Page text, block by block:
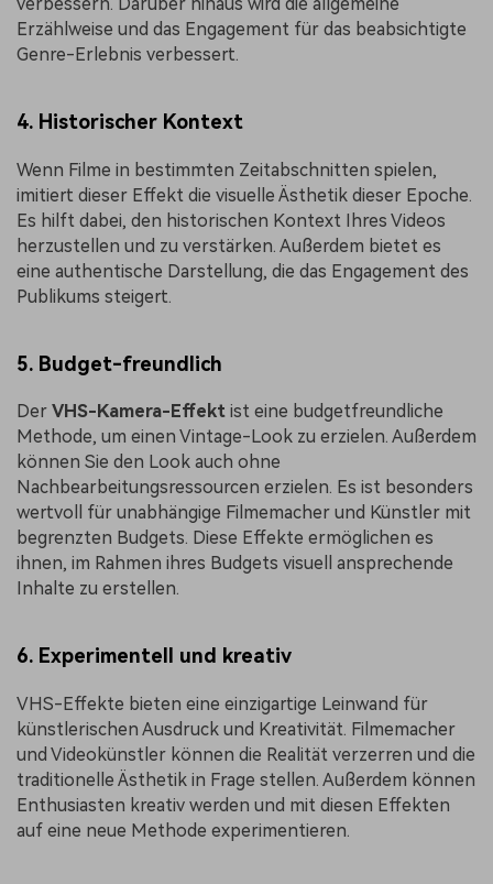
Erzählweise und das Engagement für das beabsichtigte
Genre-Erlebnis verbessert.
4. Historischer Kontext
Wenn Filme in bestimmten Zeitabschnitten spielen,
imitiert dieser Effekt die visuelle Ästhetik dieser Epoche.
Es hilft dabei, den historischen Kontext Ihres Videos
herzustellen und zu verstärken. Außerdem bietet es
eine authentische Darstellung, die das Engagement des
Publikums steigert.
5. Budget-freundlich
Der VHS-Kamera-Effekt ist eine budgetfreundliche
Methode, um einen Vintage-Look zu erzielen. Außerdem
können Sie den Look auch ohne
Nachbearbeitungsressourcen erzielen. Es ist besonders
wertvoll für unabhängige Filmemacher und Künstler mit
begrenzten Budgets. Diese Effekte ermöglichen es
ihnen, im Rahmen ihres Budgets visuell ansprechende
Inhalte zu erstellen.
6. Experimentell und kreativ
VHS-Effekte bieten eine einzigartige Leinwand für
künstlerischen Ausdruck und Kreativität. Filmemacher
und Videokünstler können die Realität verzerren und die
traditionelle Ästhetik in Frage stellen. Außerdem können
Enthusiasten kreativ werden und mit diesen Effekten
auf eine neue Methode experimentieren.